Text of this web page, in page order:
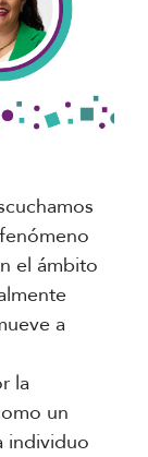
el ámbito
a
la
un
individuo